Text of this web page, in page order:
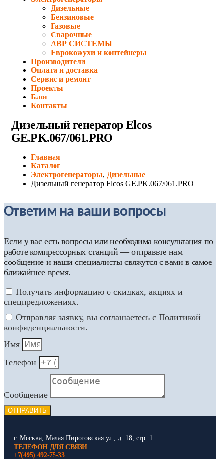
Дизельные
Бензиновые
Газовые
Сварочные
АВР СИСТЕМЫ
Еврокожухи и контейнеры
Производители
Оплата и доставка
Сервис и ремонт
Проекты
Блог
Контакты
Дизельный генератор Elcos
GE.PK.067/061.PRO
Главная
Каталог
Электрогенераторы, Дизельные
Дизельный генератор Elcos GE.PK.067/061.PRO
Ответим на ваши вопросы
Если у вас есть вопросы или необходима консультация по
работе компрессорных станций — отправьте нам
сообщение и наши специалисты свяжутся с вами в самое
ближайшее время.
Получать информацию о скидках, акциях и
спецпредложениях.
Отправляя заявку, вы соглашаетесь с Политикой
конфиденциальности.
Имя
Телефон
Сообщение
ОТПРАВИТЬ
г. Москва, Малая Пироговская ул., д. 18, стр. 1
ТЕЛЕФОН ДЛЯ СВЯЗИ
+7(495) 492-75-33